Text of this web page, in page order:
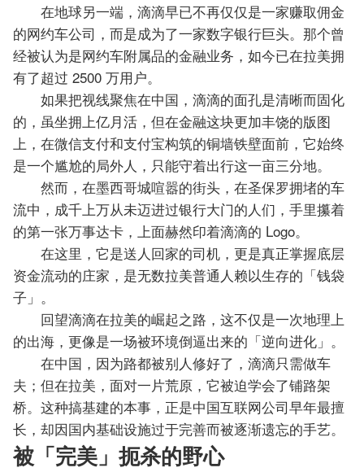
在地球另一端，滴滴早已不再仅仅是一家赚取佣金
的网约车公司，而是成为了一家数字银行巨头。那个曾
经被认为是网约车附属品的金融业务，如今已在拉美拥
有了超过 2500 万用户。
如果把视线聚焦在中国，滴滴的面孔是清晰而固化
的，虽坐拥上亿月活，但在金融这块更加丰饶的版图
上，在微信支付和支付宝构筑的铜墙铁壁面前，它始终
是一个尴尬的局外人，只能守着出行这一亩三分地。
然而，在墨西哥城喧嚣的街头，在圣保罗拥堵的车
流中，成千上万从未迈进过银行大门的人们，手里攥着
的第一张万事达卡，上面赫然印着滴滴的 Logo。
在这里，它是送人回家的司机，更是真正掌握底层
资金流动的庄家，是无数拉美普通人赖以生存的「钱袋
子」。
回望滴滴在拉美的崛起之路，这不仅是一次地理上
的出海，更像是一场被环境倒逼出来的「逆向进化」。
在中国，因为路都被别人修好了，滴滴只需做车
夫；但在拉美，面对一片荒原，它被迫学会了铺路架
桥。这种搞基建的本事，正是中国互联网公司早年最擅
长，却因国内基础设施过于完善而被逐渐遗忘的手艺。
被「完美」扼杀的野心